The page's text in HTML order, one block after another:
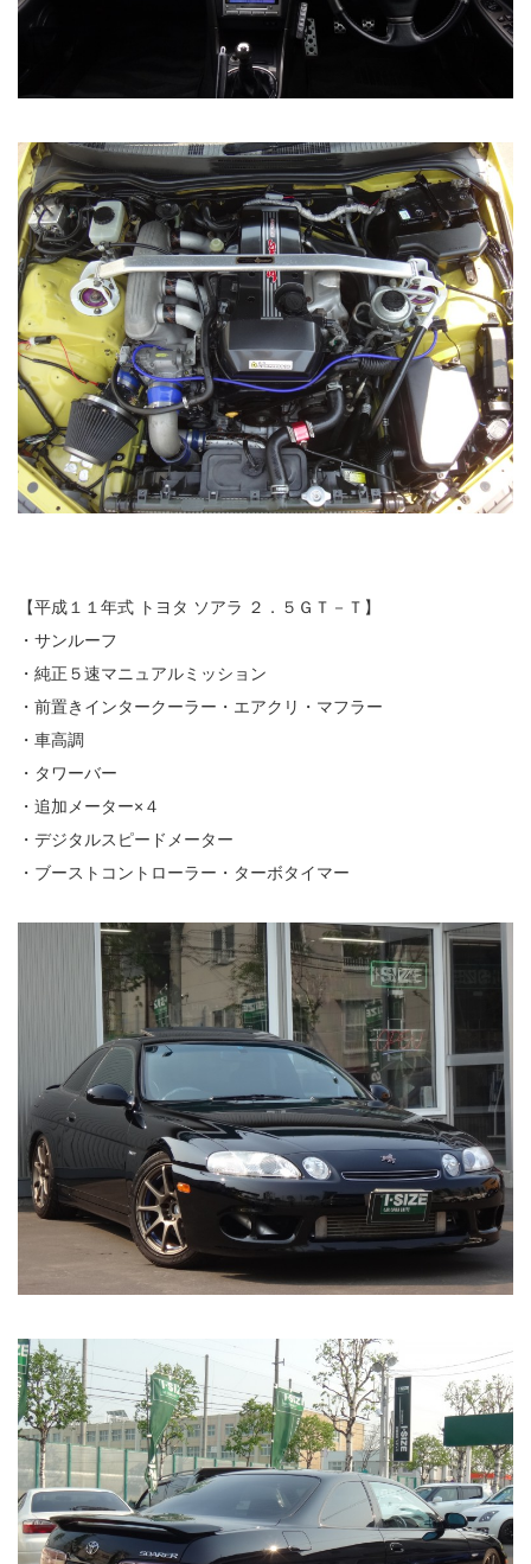
【平成１１年式 トヨタ ソアラ ２．５ＧＴ－Ｔ】
・サンルーフ
・純正５速マニュアルミッション
・前置きインタークーラー・エアクリ・マフラー
・車高調
・タワーバー
・追加メーター×４
・デジタルスピードメーター
・ブーストコントローラー・ターボタイマー